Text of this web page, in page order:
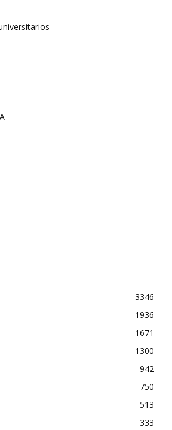
3346
1936
1671
1300
942
750
513
333